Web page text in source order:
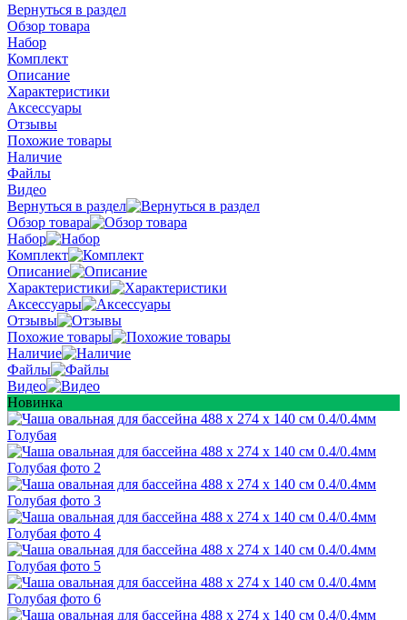
Вернуться в раздел
Обзор товара
Набор
Комплект
Описание
Характеристики
Аксессуары
Отзывы
Похожие товары
Наличие
Файлы
Видео
Вернуться в раздел
Обзор товара
Набор
Комплект
Описание
Характеристики
Аксессуары
Отзывы
Похожие товары
Наличие
Файлы
Видео
Новинка